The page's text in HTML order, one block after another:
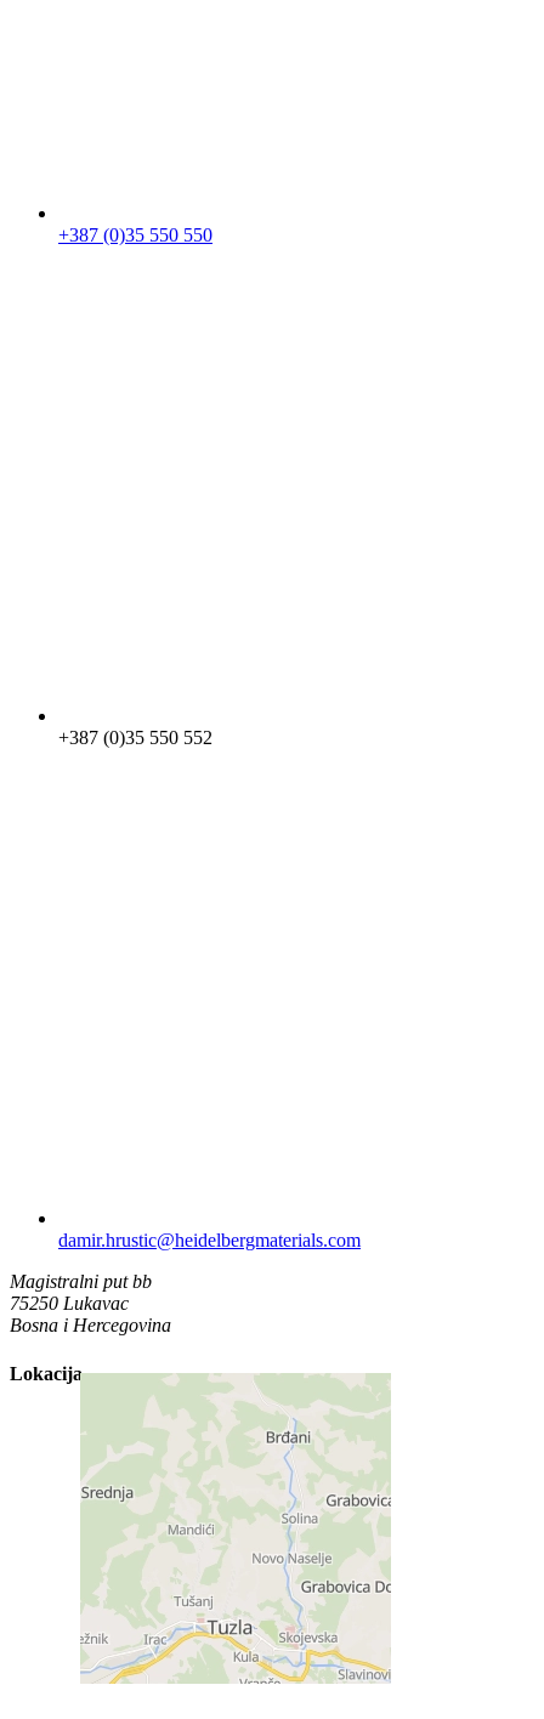
+387 (0)35 550 550
+387 (0)35 550 552
damir.hrustic​@heidelbergmaterials.com
Magistralni put bb
75250 Lukavac
Bosna i Hercegovina
Lokacija